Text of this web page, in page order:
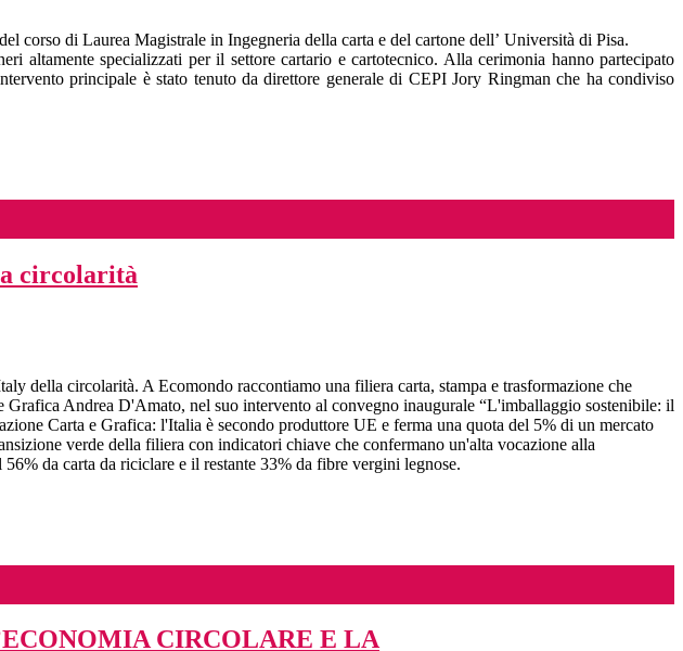
corso di Laurea Magistrale in Ingegneria della carta e del cartone dell’ Università di Pisa.
altamente specializzati per il settore cartario e cartotecnico. Alla cerimonia hanno partecipato
principale è stato tenuto da direttore generale di CEPI Jory Ringman che ha condiviso
circolarità
della circolarità. A Ecomondo raccontiamo una filiera carta, stampa e trasformazione che
Andrea D'Amato, nel suo intervento al convegno inaugurale “L'imballaggio sostenibile: il
Carta e Grafica: l'Italia è secondo produttore UE e ferma una quota del 5% di un mercato
verde della filiera con indicatori chiave che confermano un'alta vocazione alla
da carta da riciclare e il restante 33% da fibre vergini legnose.
CIRCOLARE E LA